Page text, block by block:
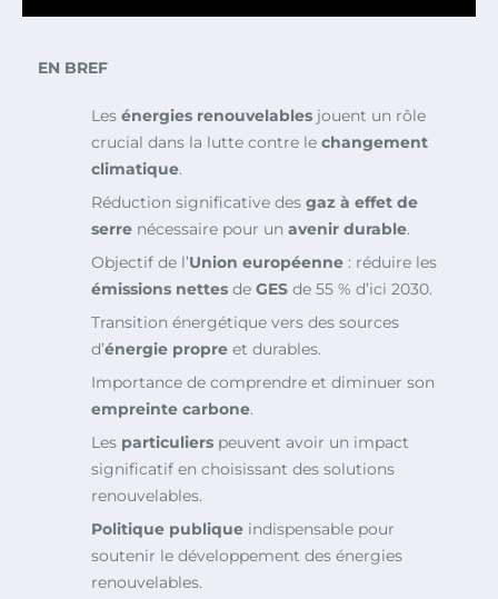
EN BREF
Les énergies renouvelables jouent un rôle
crucial dans la lutte contre le changement
climatique.
Réduction significative des gaz à effet de
serre nécessaire pour un avenir durable.
Objectif de l’Union européenne : réduire les
émissions nettes de GES de 55 % d’ici 2030.
Transition énergétique vers des sources
d’énergie propre et durables.
Importance de comprendre et diminuer son
empreinte carbone.
Les particuliers peuvent avoir un impact
significatif en choisissant des solutions
renouvelables.
Politique publique indispensable pour
soutenir le développement des énergies
renouvelables.